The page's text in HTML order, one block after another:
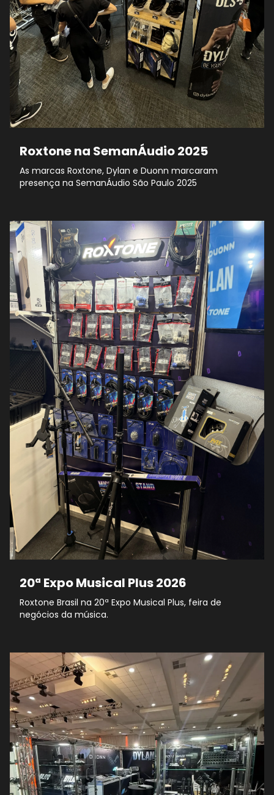
Roxtone na SemanÁudio 2025
As marcas Roxtone, Dylan e Duonn marcaram
presença na SemanÁudio São Paulo 2025
20ª Expo Musical Plus 2026
Roxtone Brasil na 20ª Expo Musical Plus, feira de
negócios da música.